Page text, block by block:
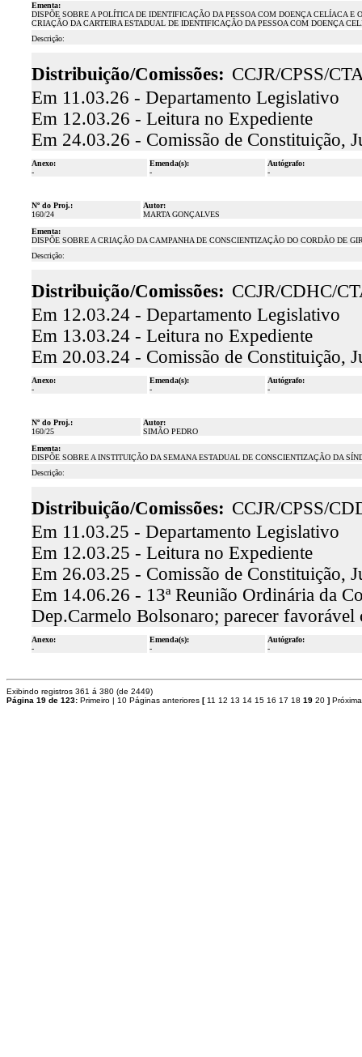
Ementa:
DISPÕE SOBRE A POLÍTICA DE IDENTIFICAÇÃO DA PESSOA COM DOENÇA CELÍACA
CRIAÇÃO DA CARTEIRA ESTADUAL DE IDENTIFICAÇÃO DA PESSOA COM DOENÇA
Descrição:
Distribuição/Comissões: CCJR/CPSS/
Em 11.03.26 - Departamento Legislativo
Em 12.03.26 - Leitura no Expediente
Em 24.03.26 - Comissão de Constituição,
Anexo:
-
Emenda(s):
-
Autógrafo:
-
Nº do Proj.:
160/24
Autor:
MARTA GONÇALVES
Ementa:
DISPÕE SOBRE A CRIAÇÃO DA CAMPANHA DE CONSCIENTIZAÇÃO DO CORDÃO DE
Descrição:
Distribuição/Comissões: CCJR/CDHC/
Em 12.03.24 - Departamento Legislativo
Em 13.03.24 - Leitura no Expediente
Em 20.03.24 - Comissão de Constituição,
Anexo:
-
Emenda(s):
-
Autógrafo:
-
Nº do Proj.:
160/25
Autor:
SIMÃO PEDRO
Ementa:
DISPÕE SOBRE A INSTITUIÇÃO DA SEMANA ESTADUAL DE CONSCIENTIZAÇÃO DA
Descrição:
Distribuição/Comissões: CCJR/CPSS/
Em 11.03.25 - Departamento Legislativo
Em 12.03.25 - Leitura no Expediente
Em 26.03.25 - Comissão de Constituição,
Em 14.06.26 - 13ª Reunião Ordinária da
Dep.Carmelo Bolsonaro; parecer
Anexo:
-
Emenda(s):
-
Autógrafo:
-
Exibindo registros 361 á 380 (de 2449)
Página 19 de 123: Primeiro | 10 Páginas anteriores [ 11 12 13 14 15 16 17 18 19 20 ]